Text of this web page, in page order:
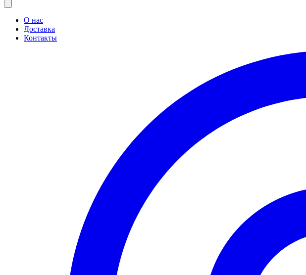
О нас
Доставка
Контакты